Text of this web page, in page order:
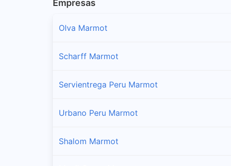
Empresas
Olva Marmot
Scharff Marmot
Servientrega Peru Marmot
Urbano Peru Marmot
Shalom Marmot